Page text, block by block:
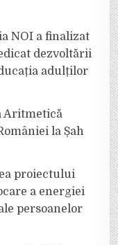
NOI a finalizat
dezvoltării
adulților
Aritmetică
la Șah
proiectului
a energiei
persoanelor